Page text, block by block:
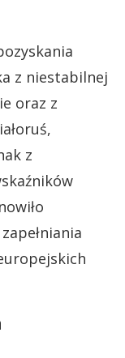
z niestabilnej
oraz z
z